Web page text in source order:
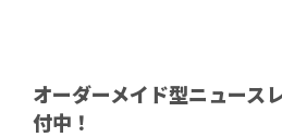
オーダーメイド型ニュース
付中！